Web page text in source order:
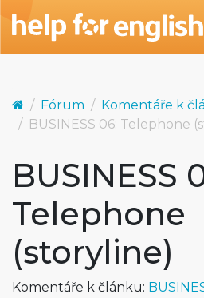
Fórum
Komentáře k
BUSINESS 06: Telephone
BUSINESS
Telephone
(storyline)
Komentáře k článku: